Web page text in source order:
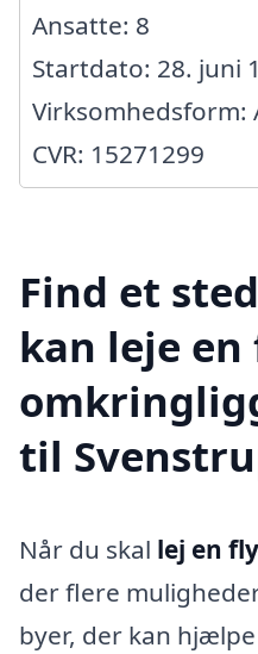
Ansatte: 8
Startdato: 28. juni
Virksomhedsform:
CVR: 15271299
Find et
kan leje
til
Når du skal lej en
der flere
byer, der kan